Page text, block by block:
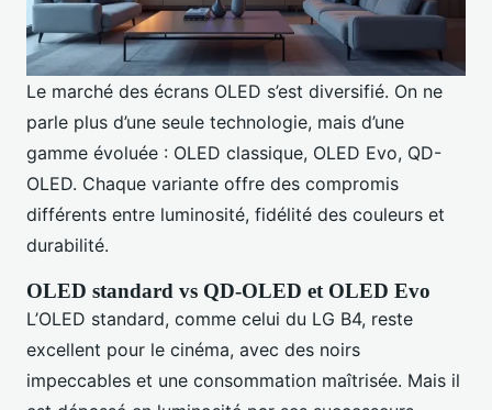
Le marché des écrans OLED s’est diversifié. On ne
parle plus d’une seule technologie, mais d’une
gamme évoluée : OLED classique, OLED Evo, QD-
OLED. Chaque variante offre des compromis
différents entre luminosité, fidélité des couleurs et
durabilité.
OLED standard vs QD-OLED et OLED Evo
L’OLED standard, comme celui du LG B4, reste
excellent pour le cinéma, avec des noirs
impeccables et une consommation maîtrisée. Mais il